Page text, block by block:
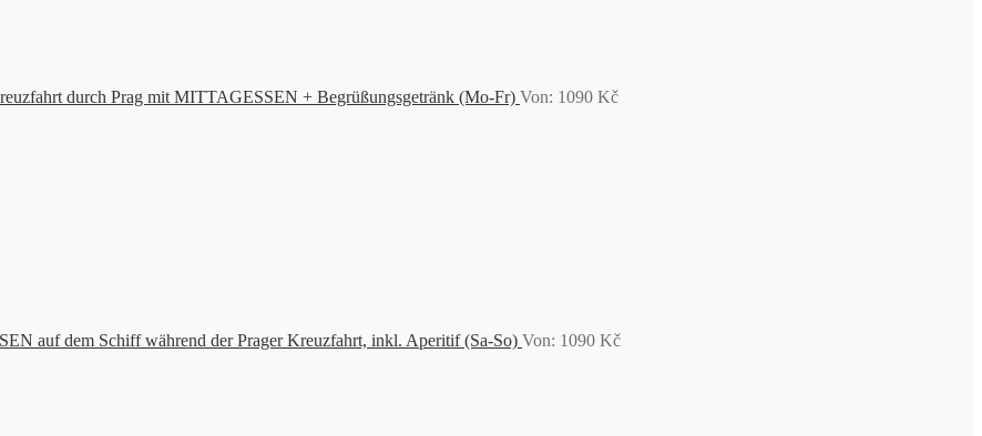
durch Prag mit MITTAGESSEN + Begrüßungsgetränk (Mo-Fr) Von: 1090 Kč
auf dem Schiff während der Prager Kreuzfahrt, inkl. Aperitif (Sa-So) Von: 1090 Kč